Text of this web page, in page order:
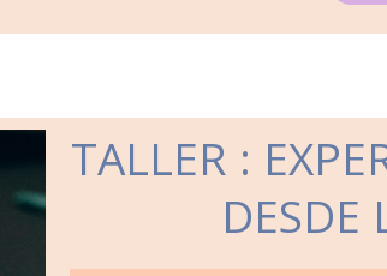
TALLER :
DESDE